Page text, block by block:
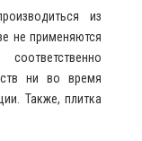
из
не применяются
соответственно
ни во время
Также, плитка